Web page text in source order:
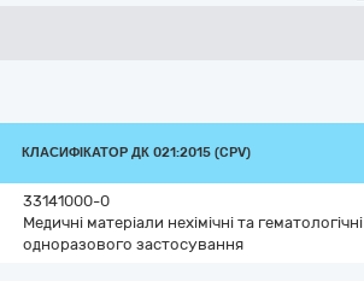
КЛАСИФІКАТОР ДК 021:2015 (CPV)
33141000-0
Медичні матеріали нехімічні та гематологічні
одноразового застосування